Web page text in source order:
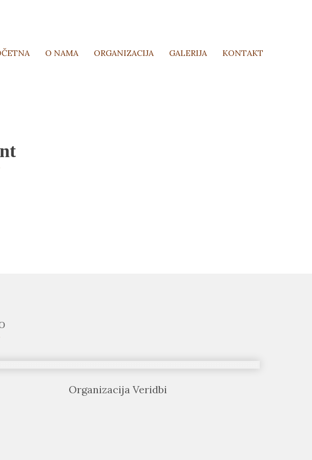
O NAMA ORGANIZACIJA GALERIJA KONTAKT
Organizacija Veridbi